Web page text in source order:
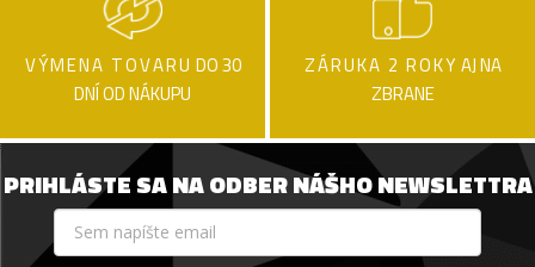
VÝMENA TOVARU DO 30
DNÍ OD NÁKUPU
ZÁRUKA 2 ROKY AJ NA
ZBRANE
PRIHLÁSTE SA NA ODBER NÁŠHO NEWSLETTRA